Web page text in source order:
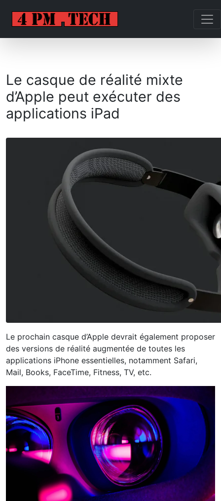
Le casque de réalité mixte
d’Apple peut exécuter des
applications iPad
Le prochain casque d’Apple devrait également proposer
des versions de réalité augmentée de toutes les
applications iPhone essentielles, notamment Safari,
Mail, Books, FaceTime, Fitness, TV, etc.